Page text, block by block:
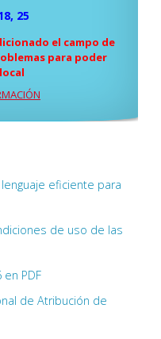
25
el campo de
para poder
eficiente para
de uso de las
PDF
de Atribución de